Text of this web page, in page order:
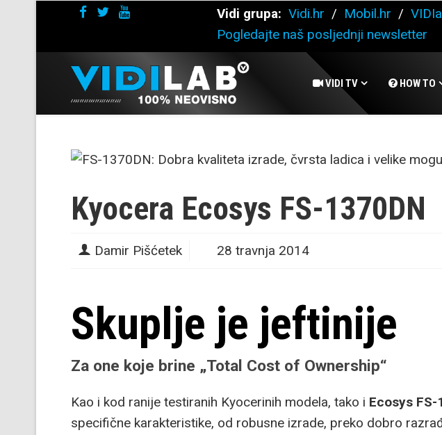
Vidi grupa: Vidi.hr / Mobil.hr /
Pogledajte naš posljednji newsletter
VIDI TV HOW TO
Kyocera Ecosys FS-1370DN
Damir Pišćetek 28 travnja 2014
Skuplje je jeftinije
Za one koje brine „Total Cost of Ownership“
Kao i kod ranije testiranih Kyocerinih modela, tako i Ecosys FS-
specifične karakteristike, od robusne izrade, preko dobro